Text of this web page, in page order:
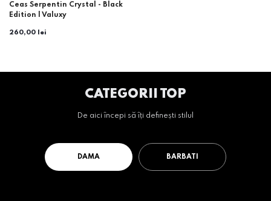
Ceas Serpentin Crystal - Black
Edition | Valuxy
260,00 lei
CATEGORII TOP
De aici începi să îți definești stilul
DAMA BARBATI